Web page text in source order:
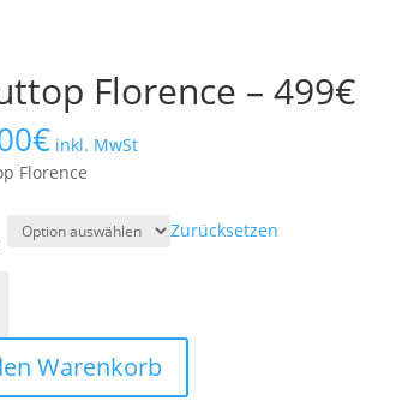
Florence – 499€
€ inkl. MwSt
Florence
Zurücksetzen
Warenkorb